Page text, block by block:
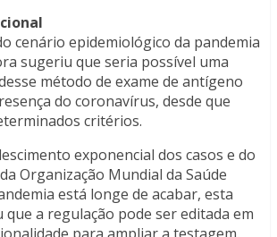
cenário epidemiológico da pandemia
sugeriu que seria possível uma
método de exame de antígeno
do coronavírus, desde que
critérios.
exponencial dos casos e do
Organização Mundial da Saúde
está longe de acabar, esta
que a regulação pode ser editada em